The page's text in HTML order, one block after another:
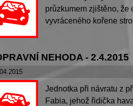
průzkumem zjištěno,
vyvráceného kořene
NEHODA - 2.4.2015
Jednotka při návratu z
Fabia, jehož řidička